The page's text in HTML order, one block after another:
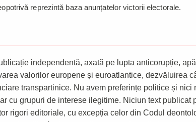
reprezintă baza anunțatelor victorii electorale.
independentă, axată pe lupta anticorupție,
valorilor europene și euroatlantice, dezvăluirea
transpartinice. Nu avem preferințe politice și nici
cu grupuri de interese ilegitime. Niciun text publicat
rigori editoriale, cu excepția celor din Codul